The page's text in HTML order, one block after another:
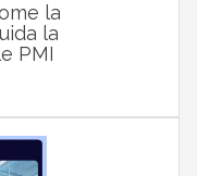
la
la
PMI